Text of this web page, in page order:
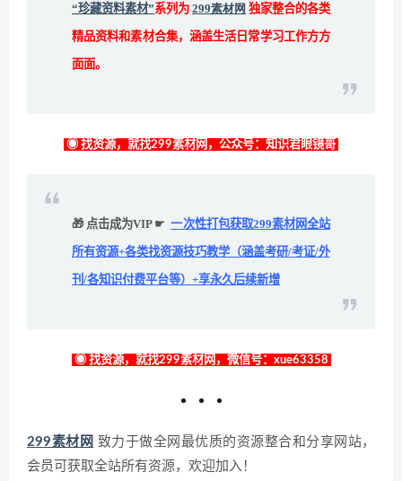
“珍藏资料素材”系列为 299素材网 独家整合的各类
精品资料和素材合集，涵盖生活日常学习工作方方
面面。
◉ 找资源，就找299素材网，公众号：知识君眼镜哥
🎁 点击成为VIP ☛ 一次性打包获取299素材网全站
所有资源+各类找资源技巧教学（涵盖考研/考证/外
刊/各知识付费平台等）+享永久后续新增
◉ 找资源，就找299素材网，微信号：xue63358
299素材网 致力于做全网最优质的资源整合和分享网站，
会员可获取全站所有资源，欢迎加入！